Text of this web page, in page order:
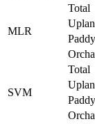
MLR
Total
SVM
Total